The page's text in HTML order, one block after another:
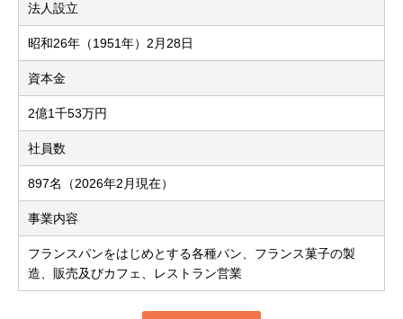
法人設立
昭和26年（1951年）2月28日
資本金
2億1千53万円
社員数
897名（2026年2月現在）
事業内容
フランスパンをはじめとする各種パン、フランス菓子の製
造、販売及びカフェ、レストラン営業